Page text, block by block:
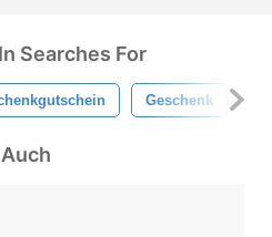
Searches For
Geschenk